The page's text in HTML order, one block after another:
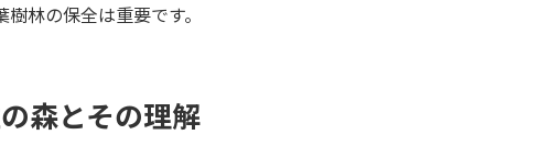
新学年スタート号特集ペ
林の保全は重要です。
森とその理解